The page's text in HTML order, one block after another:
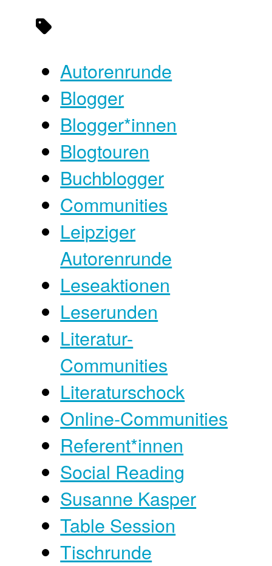
Autorenrunde
Blogger
Blogger*innen
Blogtouren
Buchblogger
Communities
Leipziger
Autorenrunde
Leseaktionen
Leserunden
Literatur-
Communities
Literaturschock
Online-Communities
Referent*innen
Social Reading
Susanne Kasper
Table Session
Tischrunde